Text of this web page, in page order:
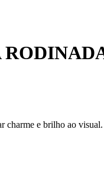
charme e brilho ao visual.